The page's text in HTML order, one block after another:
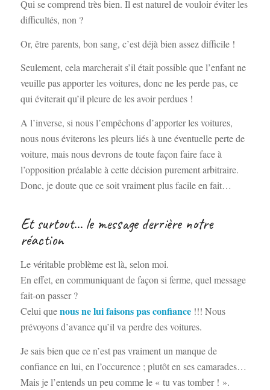
Qui se comprend très bien. Il est naturel de vouloir éviter les
difficultés, non ?
Or, être parents, bon sang, c’est déjà bien assez difficile !
Seulement, cela marcherait s’il était possible que l’enfant ne
veuille pas apporter les voitures, donc ne les perde pas, ce
qui éviterait qu’il pleure de les avoir perdues !
A l’inverse, si nous l’empêchons d’apporter les voitures,
nous nous éviterons les pleurs liés à une éventuelle perte de
voiture, mais nous devrons de toute façon faire face à
l’opposition préalable à cette décision purement arbitraire.
Donc, je doute que ce soit vraiment plus facile en fait…
Et surtout… le message derrière notre
réaction
Le véritable problème est là, selon moi.
En effet, en communiquant de façon si ferme, quel message
fait-on passer ?
Celui quenous ne lui faisons pas confiance!!! Nous
prévoyons d’avance qu’il va perdre des voitures.
Je sais bien que ce n’est pas vraiment un manque de
confiance en lui, en l’occurence ; plutôt en ses camarades…
Mais je l’entends un peu comme le « tu vas tomber ! ».